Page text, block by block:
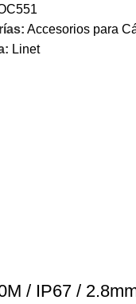
Accesorios para
Linet
/ IP67 /